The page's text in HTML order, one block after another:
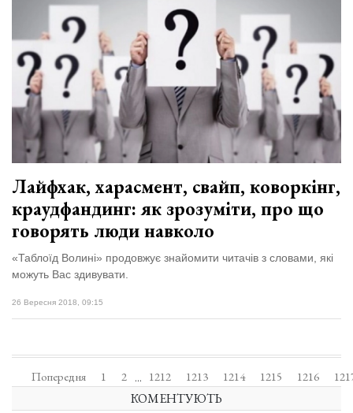
Лайфхак, харасмент, свайп, коворкінг,
краудфандинг: як зрозуміти, про що
говорять люди навколо
«Таблоїд Волині» продовжує знайомити читачів з словами, які
можуть Вас здивувати.
26 Вересня 2018, 09:15
Попередня 1 2 ... 1212 1213 1214 1215 1216
КОМЕНТУЮТЬ